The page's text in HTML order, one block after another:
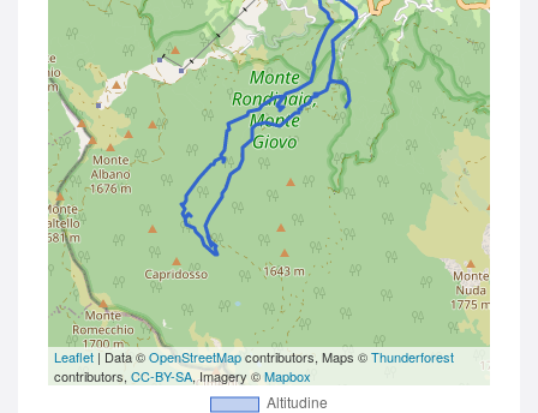
Leaflet | Data ©OpenStreetMapcontributors, Maps ©Thunderforest
contributors, CC-BY-SA, Imagery ©Mapbox